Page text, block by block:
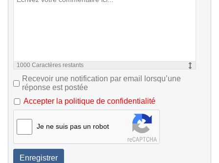
1000 Caractères restants
Recevoir une notification par email lorsqu’une
réponse est postée
Accepter la politique de confidentialité
Je ne suis pas un robot
Enregistrer